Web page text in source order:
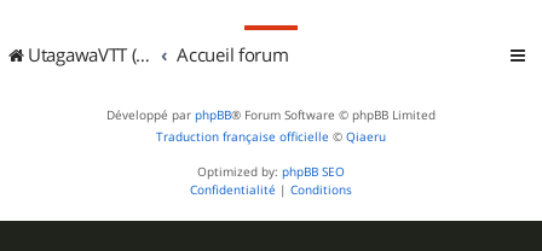
UtagawaVTT (Randos VTT et VTTAE avec traces GPS) Accueil forum
Développé par phpBB® Forum Software © phpBB Limited
Traduction française officielle © Qiaeru
Optimized by: phpBB SEO
Confidentialité | Conditions